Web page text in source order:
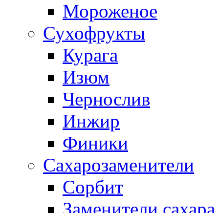
Мороженое
Сухофрукты
Курага
Изюм
Чернослив
Инжир
Финики
Сахарозаменители
Сорбит